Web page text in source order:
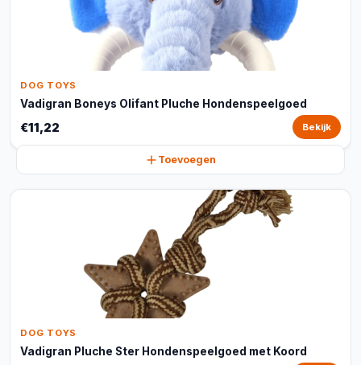
DOG TOYS
Vadigran Boneys Olifant Pluche Hondenspeelgoed
€11,22 Bekijk
Toevoegen
DOG TOYS
Vadigran Pluche Ster Hondenspeelgoed met Koord